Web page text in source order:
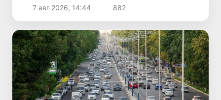
7 авг 2026, 14:44 882